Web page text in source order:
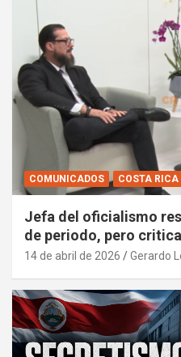
COMUNICADOS COSTA RICA
Jefa del oficialismo
de periodo, pero
14 de abril de 2026 Gerardo